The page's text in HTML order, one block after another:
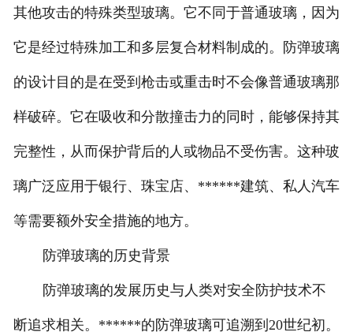
其他攻击的特殊类型玻璃。它不同于普通玻璃，因为
它是经过特殊加工和多层复合材料制成的。防弹玻璃
的设计目的是在受到枪击或重击时不会像普通玻璃那
样破碎。它在吸收和分散撞击力的同时，能够保持其
完整性，从而保护背后的人或物品不受伤害。这种玻
璃广泛应用于银行、珠宝店、******建筑、私人汽车
等需要额外安全措施的地方。
防弹玻璃的历史背景
防弹玻璃的发展历史与人类对安全防护技术不
断追求相关。******的防弹玻璃可追溯到20世纪初。